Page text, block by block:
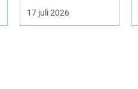
mindre verkst&a...
17 juli 2026